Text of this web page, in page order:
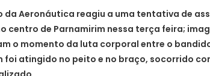
da Aeronáutica reagiu a uma tentativa de
centro de Parnamirim nessa terça feira;
o momento da luta corporal entre o
foi atingido no peito e no braço, socorrido